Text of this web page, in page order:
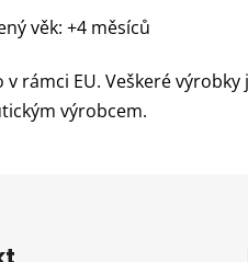
věk: +4 měsíců
v rámci EU. Veškeré
výrobcem.